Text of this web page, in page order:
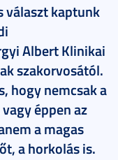
választ kaptunk
Albert Klinikai
szakorvosától.
hogy nemcsak a
éppen az
a magas
a horkolás is.